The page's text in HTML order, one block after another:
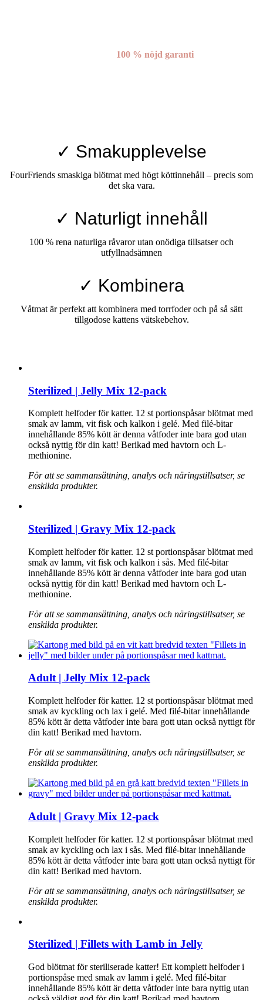
100 % nöjd garanti
✓ Smakupplevelse
FourFriends smaskiga blötmat med högt köttinnehåll – precis som
det ska vara.
✓ Naturligt innehåll
100 % rena naturliga råvaror utan onödiga tillsatser och
utfyllnadsämnen
✓ Kombinera
Våtmat är perfekt att kombinera med torrfoder och på så sätt
tillgodose kattens vätskebehov.
Sterilized | Jelly Mix 12-pack
Komplett helfoder för katter. 12 st portionspåsar blötmat med
smak av lamm, vit fisk och kalkon i gelé. Med filé-bitar
innehållande 85% kött är denna våtfoder inte bara god utan
också nyttig för din katt! Berikad med havtorn och L-
methionine.
För att se sammansättning, analys och näringstillsatser, se
enskilda produkter.
Sterilized | Gravy Mix 12-pack
Komplett helfoder för katter. 12 st portionspåsar blötmat med
smak av lamm, vit fisk och kalkon i sås. Med filé-bitar
innehållande 85% kött är denna våtfoder inte bara god utan
också nyttig för din katt! Berikad med havtorn och L-
methionine.
För att se sammansättning, analys och näringstillsatser, se
enskilda produkter.
Adult | Jelly Mix 12-pack
Komplett helfoder för katter. 12 st portionspåsar blötmat med
smak av kyckling och lax i gelé. Med filé-bitar innehållande
85% kött är detta våtfoder inte bara gott utan också nyttigt för
din katt! Berikad med havtorn.
För att se sammansättning, analys och näringstillsatser, se
enskilda produkter.
Adult | Gravy Mix 12-pack
Komplett helfoder för katter. 12 st portionspåsar blötmat med
smak av kyckling och lax i sås. Med filé-bitar innehållande
85% kött är detta våtfoder inte bara gott utan också nyttigt för
din katt! Berikad med havtorn.
För att se sammansättning, analys och näringstillsatser, se
enskilda produkter.
Sterilized | Fillets with Lamb in Jelly
God blötmat för steriliserade katter! Ett komplett helfoder i
portionspåse med smak av lamm i gelé. Med filé-bitar
innehållande 85% kött är detta våtfoder inte bara nyttig utan